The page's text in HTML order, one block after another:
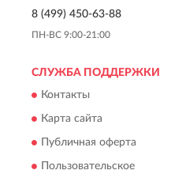
8 (499) 450-63-88
ПН-ВС 9:00-21:00
СЛУЖБА ПОДДЕРЖКИ
Контакты
Карта сайта
Публичная оферта
Пользовательское